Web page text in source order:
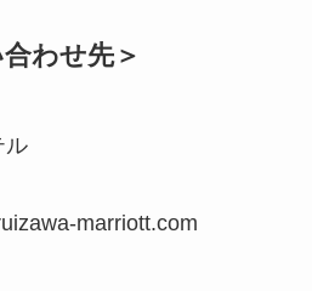
わせ先＞
ル
marriott.com